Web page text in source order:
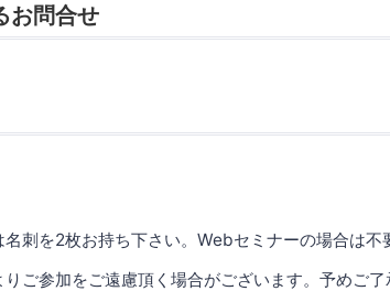
お問合せ
刺を2枚お持ち下さい。Webセミナーの場合は不
ご参加をご遠慮頂く場合がございます。予めご